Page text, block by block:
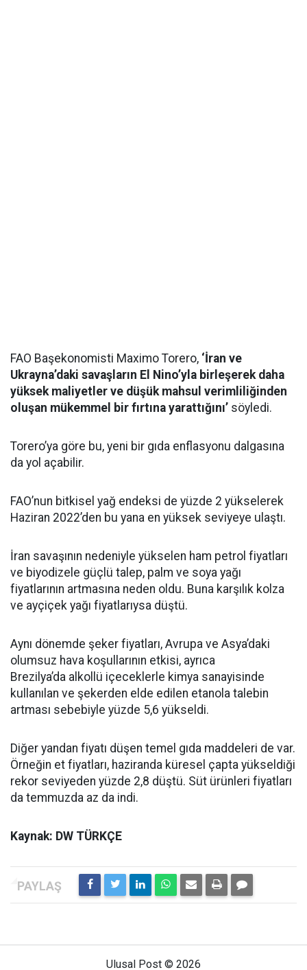
FAO Başekonomisti Maximo Torero, ‘İran ve
Ukrayna’daki savaşların El Nino’yla birleşerek daha
yüksek maliyetler ve düşük mahsul verimliliğinden
oluşan mükemmel bir fırtına yarattığını’ söyledi.
Torero’ya göre bu, yeni bir gıda enflasyonu dalgasına
da yol açabilir.
FAO’nun bitkisel yağ endeksi de yüzde 2 yükselerek
Haziran 2022’den bu yana en yüksek seviyeye ulaştı.
İran savaşının nedeniyle yükselen ham petrol fiyatları
ve biyodizele güçlü talep, palm ve soya yağı
fiyatlarının artmasına neden oldu. Buna karşılık kolza
ve ayçiçek yağı fiyatlarıysa düştü.
Aynı dönemde şeker fiyatları, Avrupa ve Asya’daki
olumsuz hava koşullarının etkisi, ayrıca
Brezilya’da alkollü içeceklerle kimya sanayisinde
kullanılan ve şekerden elde edilen etanola talebin
artması sebebiyle yüzde 5,6 yükseldi.
Diğer yandan fiyatı düşen temel gıda maddeleri de var.
Örneğin et fiyatları, haziranda küresel çapta yükseldiği
rekor seviyeden yüzde 2,8 düştü. Süt ürünleri fiyatları
da temmuzda az da indi.
Kaynak: DW TÜRKÇE
Ulusal Post © 2026